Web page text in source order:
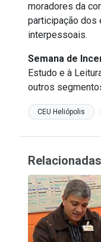
moradores da
participação dos
interpessoais.
Semana de
Estudo e à
outros
CEU Heliópolis
Relacionadas